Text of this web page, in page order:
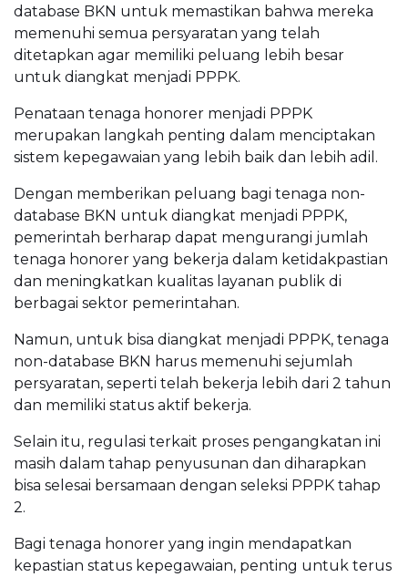
database BKN untuk memastikan bahwa mereka
memenuhi semua persyaratan yang telah
ditetapkan agar memiliki peluang lebih besar
untuk diangkat menjadi PPPK.
Penataan tenaga honorer menjadi PPPK
merupakan langkah penting dalam menciptakan
sistem kepegawaian yang lebih baik dan lebih adil.
Dengan memberikan peluang bagi tenaga non-
database BKN untuk diangkat menjadi PPPK,
pemerintah berharap dapat mengurangi jumlah
tenaga honorer yang bekerja dalam ketidakpastian
dan meningkatkan kualitas layanan publik di
berbagai sektor pemerintahan.
Namun, untuk bisa diangkat menjadi PPPK, tenaga
non-database BKN harus memenuhi sejumlah
persyaratan, seperti telah bekerja lebih dari 2 tahun
dan memiliki status aktif bekerja.
Selain itu, regulasi terkait proses pengangkatan ini
masih dalam tahap penyusunan dan diharapkan
bisa selesai bersamaan dengan seleksi PPPK tahap
2.
Bagi tenaga honorer yang ingin mendapatkan
kepastian status kepegawaian, penting untuk terus